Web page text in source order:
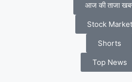
आज की ताजा
Stock Market
Shorts
Top News